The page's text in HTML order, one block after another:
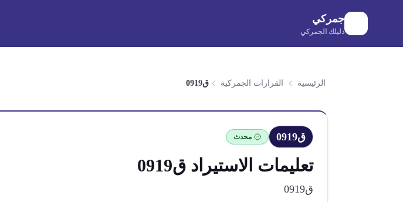
جمركي
دليلك الجمركي
الرئيسية القرارات الجمركية ق0919
ق0919 محدث
تعليمات الاستيراد ق0919
ق0919